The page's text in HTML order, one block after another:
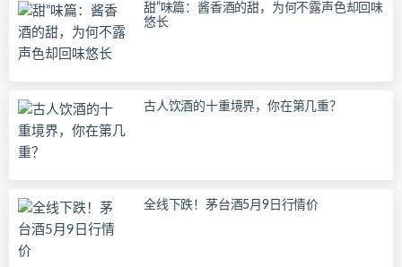
甜”味篇：酱香酒的甜，为何不露声色却回味
悠长
古人饮酒的十重境界，你在第几重？
全线下跌！茅台酒5月9日行情价